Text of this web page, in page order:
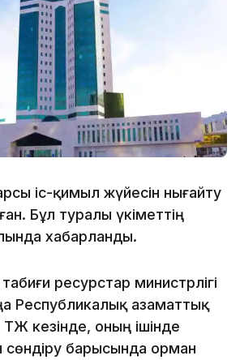
іс-қимыл жүйесін нығайту
Бұл туралы үкіметтің
хабарланды.
ресурстар министрлігі
Республикалық азаматтық
ТЖ кезінде, оның ішінде
сөндіру барысында орман